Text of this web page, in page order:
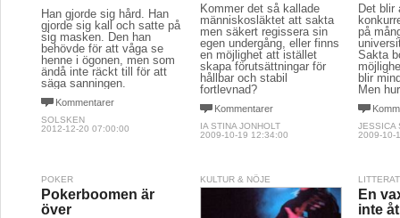
Han gjorde sig hård. Han
gjorde sig kall och satte på
sig masken. Den han
behövde för att våga se
henne i ögonen, men som
ändå inte räckt till för att
säga sanningen.
Kommentarer
SOLSKEN
2012-12-20 07:00:00
Kommer det så kallade
människosläktet att sakta
men säkert regissera sin
egen undergång, eller finns
en möjlighet att istället
skapa förutsättningar för
hållbar och stabil
fortlevnad?
Kommentarer
IA STINA JONHOLT
2009-10-19 12:34:00
Det blir
på
Sakta
blir
Men
JESSICA
2009-10-
POKER
Pokerboomen är
över
KULTUR & NÖJE
En
inte